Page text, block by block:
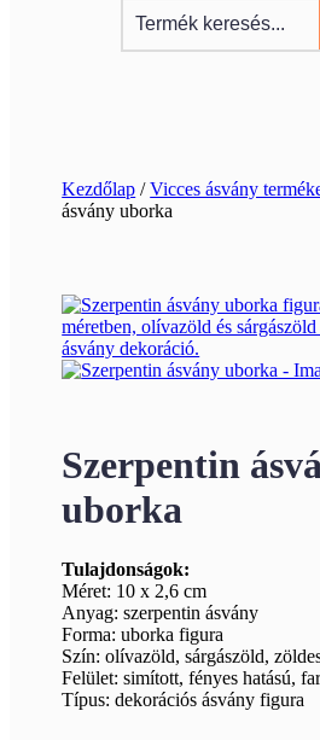
Kezdőlap /Vicces ásvány
ásvány uborka
Szerpentin
uborka
Tulajdonságok:
Méret: 10 x 2,6 cm
Anyag: szerpentin ásvány
Forma: uborka figura
Szín: olívazöld, sárgászöld,
Felület: simított, fényes hatású,
Típus: dekorációs ásvány figura